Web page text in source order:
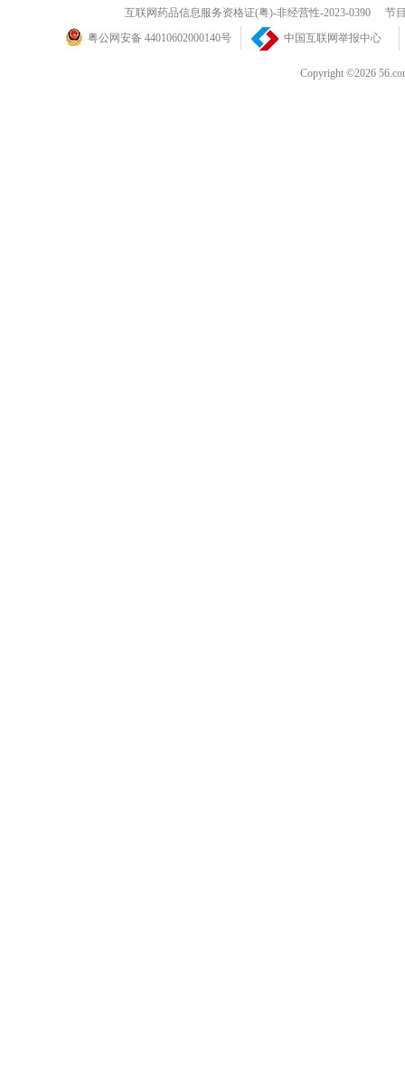
互联网药品信息服务资格证(粤)-非经营性-2023-0390
节
粤公网安备 44010602000140号
中国互联网举报中心
Copyright ©2026